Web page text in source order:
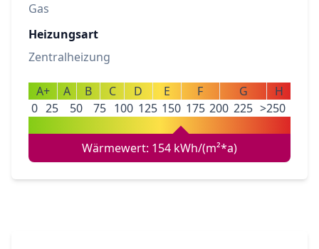
Gas
Heizungsart
Zentralheizung
A+ A B C D E F G
H
0 25 50 75 100 125 150 175 200 225 >250
Wärmewert: 154 kWh/(m²*a)